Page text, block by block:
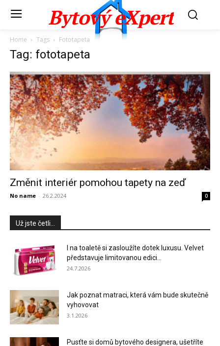
Bytový eXpert
Home Tags Fototapeta
Tag: fototapeta
Změnit interiér pomohou tapety na zeď
No name - 26.2.2024 0
Už jste četli...
I na toaletě si zasloužíte dotek luxusu. Velvet
představuje limitovanou edici...
24.7.2026
Jak poznat matraci, která vám bude skutečně
vyhovovat
3.1.2026
Pusťte si domů bytového designera, ušetříte